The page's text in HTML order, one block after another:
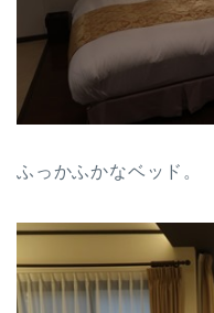
ふっかふかなベッド。